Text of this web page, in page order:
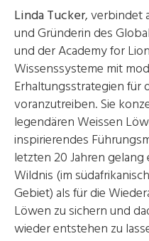
Linda Tucker, verbindet
und Gründerin des
und der Academy for
Wissenssysteme mit
Erhaltungsstrategien für
voranzutreiben. Sie
legendären Weissen
inspirierendes
letzten 20 Jahren
Wildnis (im
Gebiet) als für die
Löwen zu sichern und
wieder entstehen zu